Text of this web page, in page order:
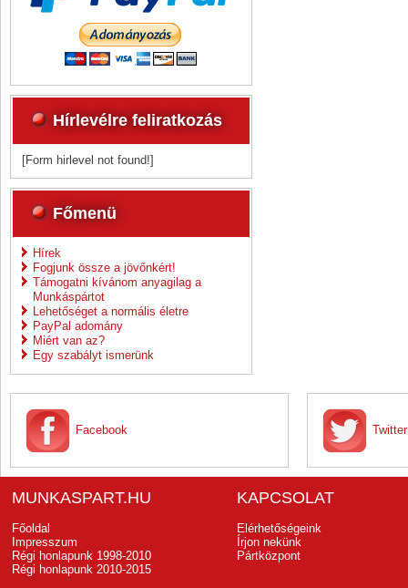
Hírlevélre feliratkozás
[Form hirlevel not found!]
Főmenü
Hírek
Fogjunk össze a jövőnkért!
Támogatni kívánom anyagilag a
Munkáspártot
Lehetőséget a normális életre
PayPal adomány
Miért van az?
Egy szabályt ismerünk
Facebook Twitter
MUNKASPART.HU
Főoldal
Impresszum
Régi honlapunk 1998-2010
Régi honlapunk 2010-2015
KAPCSOLAT
Elérhetőségeink
Írjon nekünk
Pártközpont